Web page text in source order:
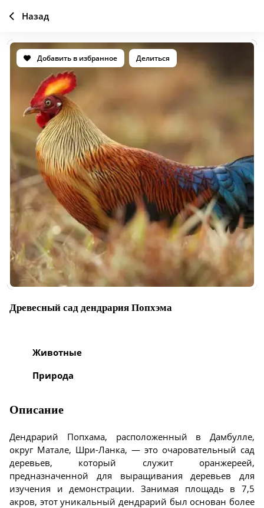
Добавить в избранное Делиться
Древесный сад дендрария Попхэма
Животные
Природа
Описание
Дендрарий Попхама, расположенный в Дамбулле,
округ Матале, Шри-Ланка, — это очаровательный сад
деревьев, который служит оранжереей,
предназначенной для выращивания деревьев для
изучения и демонстрации. Занимая площадь в 7,5
акров, этот уникальный дендрарий был основан более
Назад